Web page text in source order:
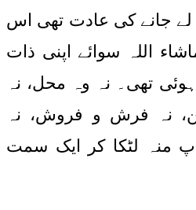
جانے کی عادت تھی اس
اللہ سوائے اپنی ذات
تھی۔ نہ وہ محل، نہ
نہ فرش و فروش، نہ
منہ لٹکا کر ایک سمت